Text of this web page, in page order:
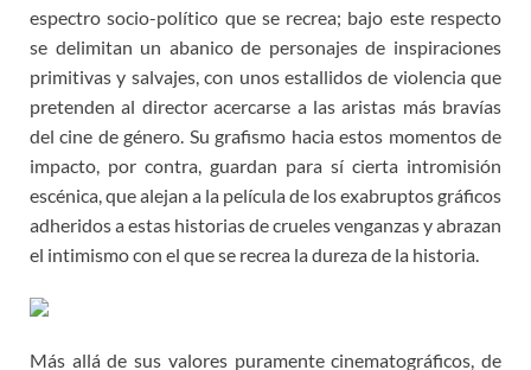
espectro socio-político que se recrea; bajo este respecto
se delimitan un abanico de personajes de inspiraciones
primitivas y salvajes, con unos estallidos de violencia que
pretenden al director acercarse a las aristas más bravías
del cine de género. Su grafismo hacia estos momentos de
impacto, por contra, guardan para sí cierta intromisión
escénica, que alejan a la película de los exabruptos gráficos
adheridos a estas historias de crueles venganzas y abrazan
el intimismo con el que se recrea la dureza de la historia.
Más allá de sus valores puramente cinematográficos, de